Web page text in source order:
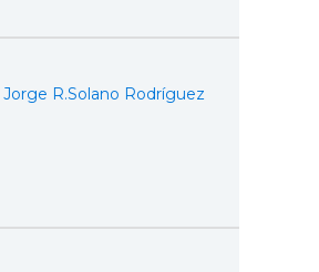
Jorge R.Solano Rodríguez